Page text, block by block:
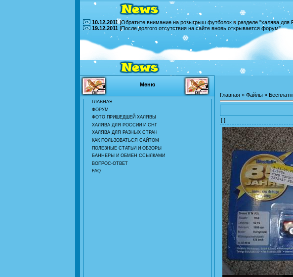
10.12.2011|Обратите внимание на розыгрыш футболок в разделе "халява для
19.12.2011 |После долгого отсутствия на сайте вновь открывается форум"
Меню
ГЛАВНАЯ
ФОРУМ
ФОТО ПРИШЕДШЕЙ ХАЛЯВЫ
ХАЛЯВА ДЛЯ РОССИИ И СНГ
ХАЛЯВА ДЛЯ РАЗНЫХ СТРАН
КАК ПОЛЬЗОВАТЬСЯ САЙТОМ
ПОЛЕЗНЫЕ СТАТЬИ И ОБЗОРЫ
БАННЕРЫ И ОБМЕН ССЫЛКАМИ
ВОПРОС-ОТВЕТ
FAQ
Главная » Файлы »
[ ]